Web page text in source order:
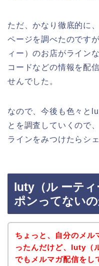
ただ、かなり徹底的に
ページを調べたのです
ィー）のお店がライン
コードなどの情報を配
せんでした。
なので、今後も色々と
とを調査していくので
ラインをみつけたらシ
luty（ル ーテ
ポンってない
ちょっと、自分のメル
ったんだけど、luty（
でもメルマガ配信をし